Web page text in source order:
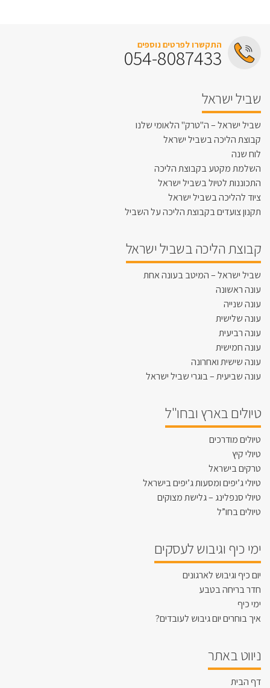
התקשרו לפרטים נוספים
054-8087433
שביל ישראל
שביל ישראל – ה"טרק" הלאומי שלנו
קבוצת הליכה בשביל ישראל
לוח שנה
השלמת מקטע בקבוצת הליכה
התכוננות לטיול בשביל ישראל
ציוד להליכה בשביל ישראל
תקנון צועדים בקבוצת הליכה על השביל
קבוצת הליכה בשביל ישראל
שביל ישראל – המיטב בעונה אחת
עונה ראשונה
עונה שנייה
עונה שלישית
עונה רביעית
עונה חמישית
עונה שישית ואחרונה
עונה שביעית – בוגרי שביל ישראל
טיולים בארץ ובחו"ל
טיולים מודרכים
טיולי קיץ
טרקים בישראל
טיולי ג’יפים ומסעות ג’יפים בישראל
טיולי סנפלינג – גלישת מצוקים
טיולים בחו”ל
ימי כיף וגיבוש לעסקים
יום כיף וגיבוש לארגונים
חדר בריחה בטבע
ימי כיף
איך בוחרים יום גיבוש לעובדים?
ניווט באתר
דף הבית